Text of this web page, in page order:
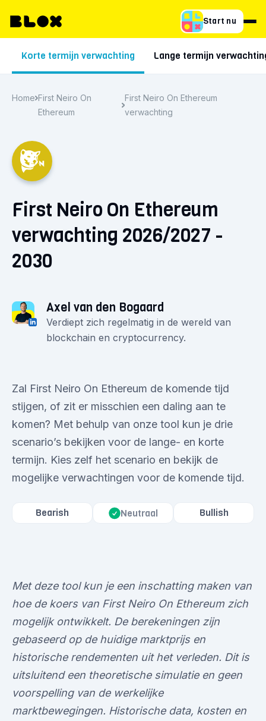
Start nu
Korte termijn verwachting Lange termijn
Home First Neiro On
Ethereum
First Neiro On Ethereum
verwachting
First Neiro On Ethereum
verwachting 2026/2027 -
2030
Axel van den Bogaard
Verdiept zich regelmatig in de wereld van
blockchain en cryptocurrency.
Zal First Neiro On Ethereum de komende tijd
stijgen, of zit er misschien een daling aan te
komen? Met behulp van onze tool kun je drie
scenario’s bekijken voor de lange- en korte
termijn. Kies zelf het scenario en bekijk de
mogelijke verwachtingen voor de komende tijd.
Bearish Neutraal Bullish
Met deze tool kun je een inschatting maken van
hoe de koers van First Neiro On Ethereum zich
mogelijk ontwikkelt. De berekeningen zijn
gebaseerd op de huidige marktprijs en
historische rendementen uit het verleden. Dit is
uitsluitend een theoretische simulatie en geen
voorspelling van de werkelijke
marktbewegingen. Historische data, kosten en